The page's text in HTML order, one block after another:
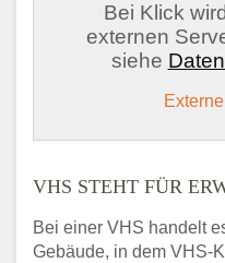
Bei Klick
externen
siehe
VHS STEHT FÜR
Bei einer VHS handelt
Gebäude, in dem VHS-